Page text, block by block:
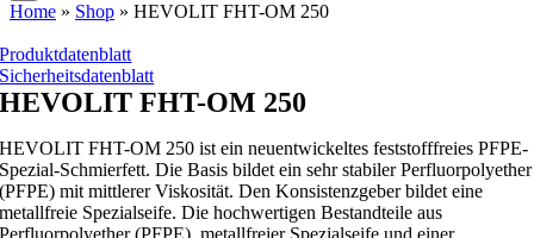
Home » Shop » HEVOLIT FHT-OM 250
Produktdatenblatt
Sicherheitsdatenblatt
HEVOLIT FHT-OM 250
HEVOLIT FHT-OM 250 ist ein neuentwickeltes feststofffreies PFPE-
Spezial-Schmierfett. Die Basis bildet ein sehr stabiler Perfluorpolyether
(PFPE) mit mittlerer Viskosität. Den Konsistenzgeber bildet eine
metallfreie Spezialseife. Die hochwertigen Bestandteile aus
Perfluorpolyether (PFPE), metallfreier Spezialseife und einer